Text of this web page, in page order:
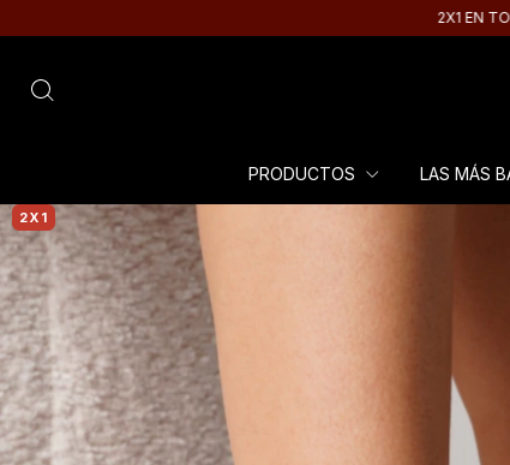
2X1 EN TODA LA TIENDA
PRODUCTOS LAS MÁS
2X1